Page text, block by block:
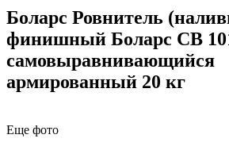
Боларс Ровнитель
финишный Боларс СВ
самовыравнивающийся
армированный 20 кг
Еще фото